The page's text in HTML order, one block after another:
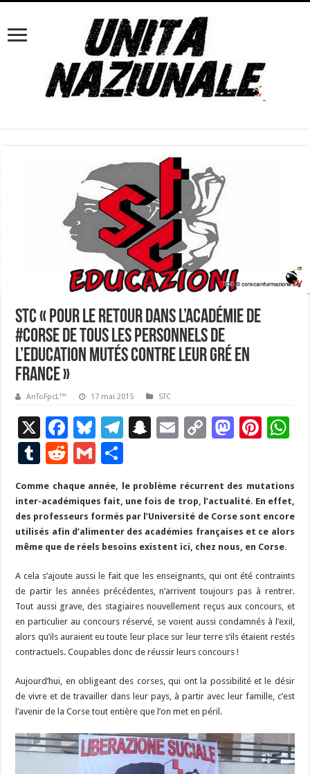
STC « pour le retour dans l’Académie de
#Corse de tous les personnels de
l’Education mutés contre leur gré en
France »
AnToFpcL™ 17 mai 2015 STC
X
F
ac
e
b
o
o
Bl
u
es
ky
T
gr
a
m
S
p
c
h
E
l
C
y
Li
n
M
d
o
n
Pi
es
t
p
p
T
m
bl
r
R
d
di
t
G
m
ai
l
ar
ta
g
er
Comme chaque année, le problème récurrent des mutations
inter-académiques fait, une fois de trop, l’actualité. En effet,
des professeurs formés par l’Université de Corse sont encore
utilisés afin d’alimenter des académies françaises et ce alors
même que de réels besoins existent ici, chez nous, en Corse.
A cela s’ajoute aussi le fait que les enseignants, qui ont été contraints
de partir les années précédentes, n’arrivent toujours pas à rentrer.
Tout aussi grave, des stagiaires nouvellement reçus aux concours, et
en particulier au concours réservé, se voient aussi condamnés à l’exil,
alors qu’ils auraient eu toute leur place sur leur terre s’ils étaient restés
contractuels. Coupables donc de réussir leurs concours !
Aujourd’hui, en obligeant des corses, qui ont la possibilité et le désir
de vivre et de travailler dans leur pays, à partir avec leur famille, c’est
l’avenir de la Corse tout entière que l’on met en péril.